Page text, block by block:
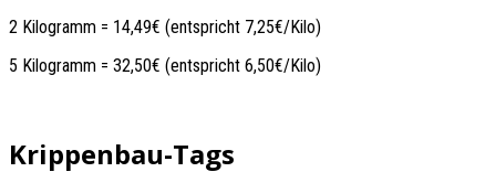
2 Kilogramm = 14,49€ (entspricht 7,25€/Kilo)
5 Kilogramm = 32,50€ (entspricht 6,50€/Kilo)
Krippenbau-Tags